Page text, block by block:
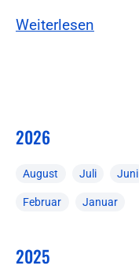
Weiterlesen
2026
August Juli Juni
Februar Januar
2025